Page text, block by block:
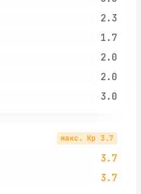
2.3
1.7
2.0
2.0
3.0
макс. Kp 3.7
3.7
3.7